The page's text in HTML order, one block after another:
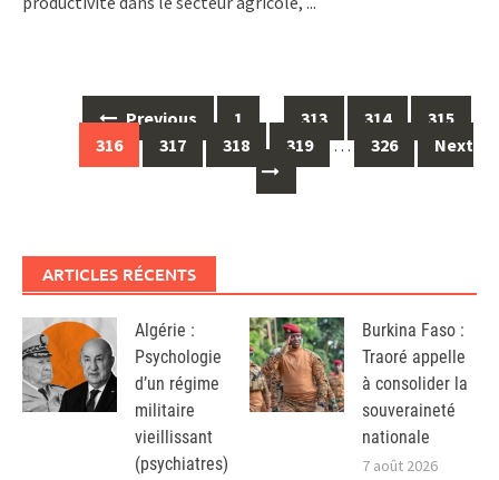
navigation
Previous 1 … 313 314
315
316
317 318 319 … 326 Next
ARTICLES RÉCENTS
Algérie :
Psychologie
d’un régime
militaire
vieillissant
(psychiatres)
Burkina Faso :
Traoré appelle
à consolider la
souveraineté
nationale
7 août 2026